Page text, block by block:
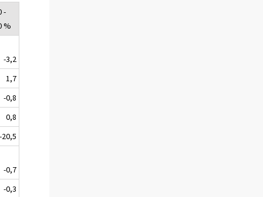
-
%
-3,2
1,7
-0,8
0,8
-20,5
-0,7
-0,3